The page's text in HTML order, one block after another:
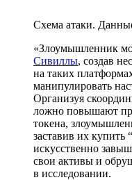
Схема атаки.
«Злоумышленник
Сивиллы, создав
на таких
манипулировать
Организуя
ложно повышают
токена,
заставив их купить
искусственно
свои активы и
в исследовании.